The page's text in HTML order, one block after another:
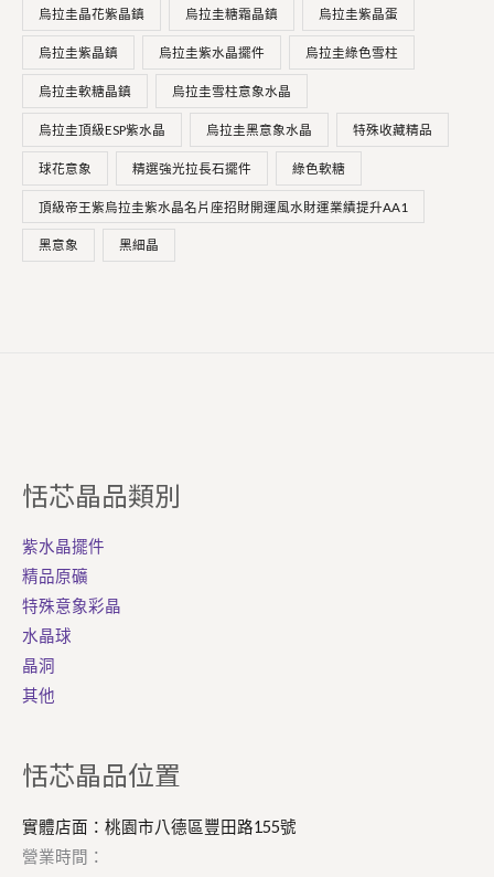
烏拉圭晶花紫晶鎮 烏拉圭糖霜晶鎮 烏拉圭紫晶蛋
烏拉圭紫晶鎮 烏拉圭紫水晶擺件 烏拉圭綠色雪柱
烏拉圭軟糖晶鎮 烏拉圭雪柱意象水晶
烏拉圭頂級ESP紫水晶 烏拉圭黑意象水晶 特殊收藏精品
球花意象 精選強光拉長石擺件 綠色軟糖
頂級帝王紫烏拉圭紫水晶名片座招財開運風水財運業績提升AA1
黑意象 黑細晶
恬芯晶品類別
紫水晶擺件
精品原礦
特殊意象彩晶
水晶球
晶洞
其他
恬芯晶品位置
實體店面：桃園市八德區豐田路155號
營業時間：